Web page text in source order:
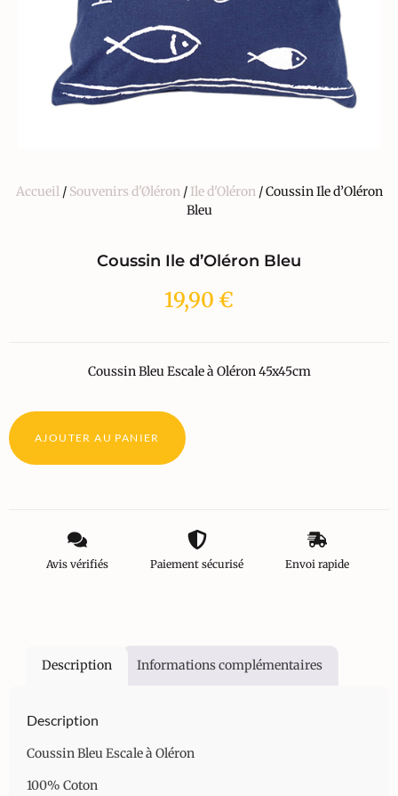
Accueil/ Souvenirs d'Øléron/ Ile d'Oléron/ Coussin Ile d’Oléron
Bleu
Coussin Ile d’Oléron Bleu
19,90 €
Coussin Bleu Escale à Oléron 45x45cm
AJOUTER AU PANIER
Avis vérifiés Paiement sécurisé Envoi rapide
Description Informations complémentaires
Description
Coussin Bleu Escale à Oléron
100% Coton